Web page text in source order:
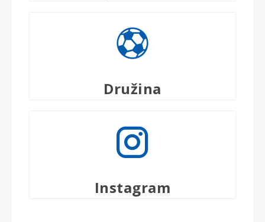
Družina
Instagram